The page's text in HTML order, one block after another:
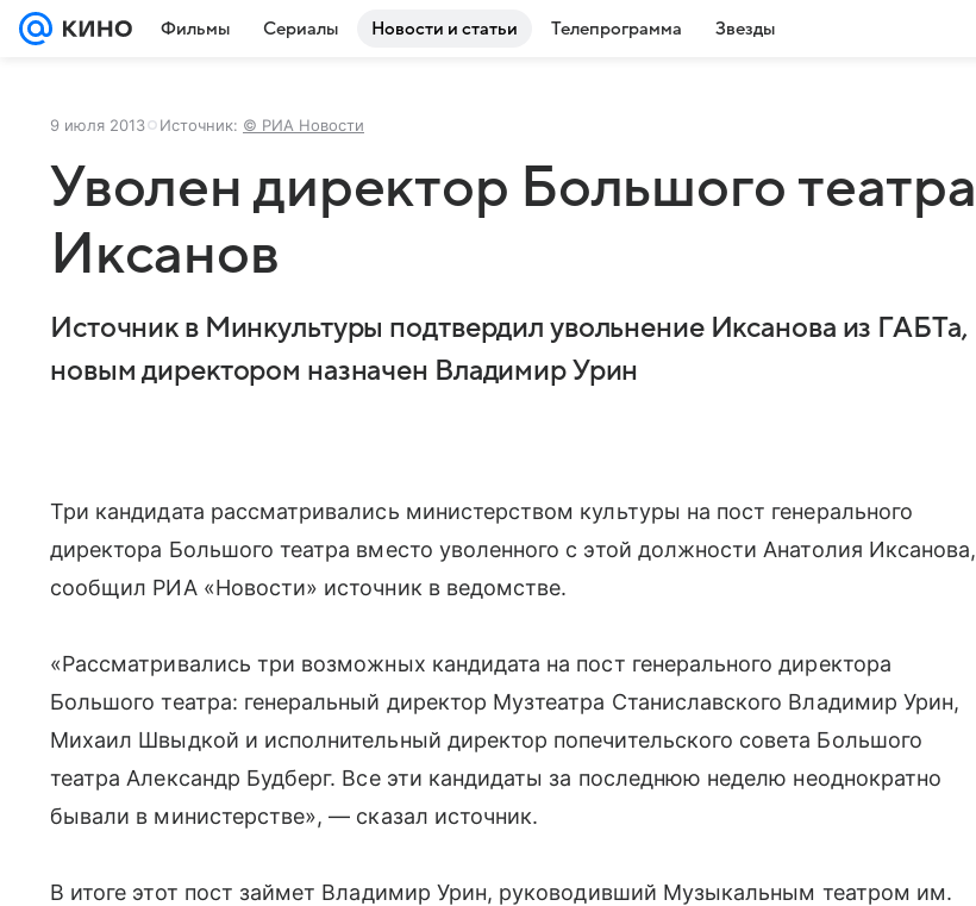
Фильмы Сериалы Новости и статьи Телепрограмма Звезды
9 июля 2013 Источник: © РИА Новости
Уволен директор Большого театра
Иксанов
Источник в Минкультуры подтвердил увольнение Иксанова из ГАБТа,
новым директором назначен Владимир Урин
Три кандидата рассматривались министерством культуры на пост генерального
директора Большого театра вместо уволенного с этой должности Анатолия Иксанова,
сообщил РИА «Новости» источник в ведомстве.
«Рассматривались три возможных кандидата на пост генерального директора
Большого театра: генеральный директор Музтеатра Станиславского Владимир Урин,
Михаил Швыдкой и исполнительный директор попечительского совета Большого
театра Александр Будберг. Все эти кандидаты за последнюю неделю неоднократно
бывали в министерстве», — сказал источник.
В итоге этот пост займет Владимир Урин, руководивший Музыкальным театром им.